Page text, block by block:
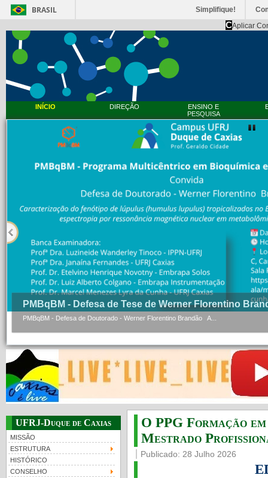
BRASIL Simplifique!
CAplicar
INÍCIO DIREÇÃO
ENSINO E
PESQUISA
PMBqBM - Defesa de Tese de Werner Florentino
PMBqBM - Defesa de Doutorado - Werner Florentino Brandão A...
UFRJ-Duque de Caxias
MISSÃO
ESTRUTURA
HISTÓRICO
CONSELHO
O PPG Formação
Mestrado
Publicado: 28 Julho 2026